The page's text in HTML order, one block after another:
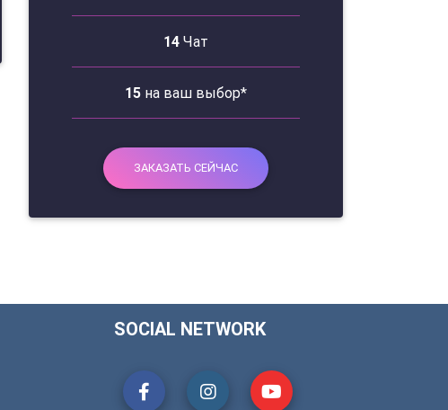
14 Чат
15 на ваш выбор*
ЗАКАЗАТЬ СЕЙЧАС
SOCIAL NETWORK